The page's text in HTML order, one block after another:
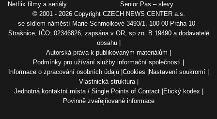
Netflix filmy a seriály
Senior Pas – slevy
© 2001 - 2026 Copyright CZECH NEWS CENTER a.s.
se sídlem náměstí Marie Schmolkové 3493/1, 100 00 Praha 10 -
Strašnice, IČO: 02346826, zapsána v OR, sp.zn. B 19490 a dodavatelé
obsahu
Autorská práva k publikovaným materiálům
Podmínky pro užívání služby informační společnosti
Informace o zpracování osobních údajů Cookies
Nastavení soukromí
Vlastnická struktura
Jednotná kontaktní místa / Single Points of Contact
Etický kodex
Povinně zveřejňované informace